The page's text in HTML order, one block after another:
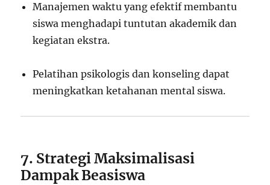
Manajemen waktu yang efektif membantu
siswa menghadapi tuntutan akademik dan
kegiatan ekstra.
Pelatihan psikologis dan konseling dapat
meningkatkan ketahanan mental siswa.
7. Strategi Maksimalisasi
Dampak Beasiswa